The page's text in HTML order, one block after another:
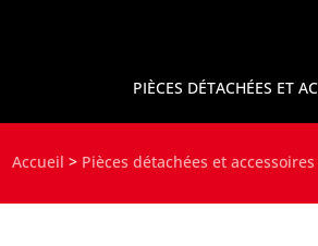
PIÈCES DÉTACHÉES ET
Accueil > Pièces détachées et accessoires